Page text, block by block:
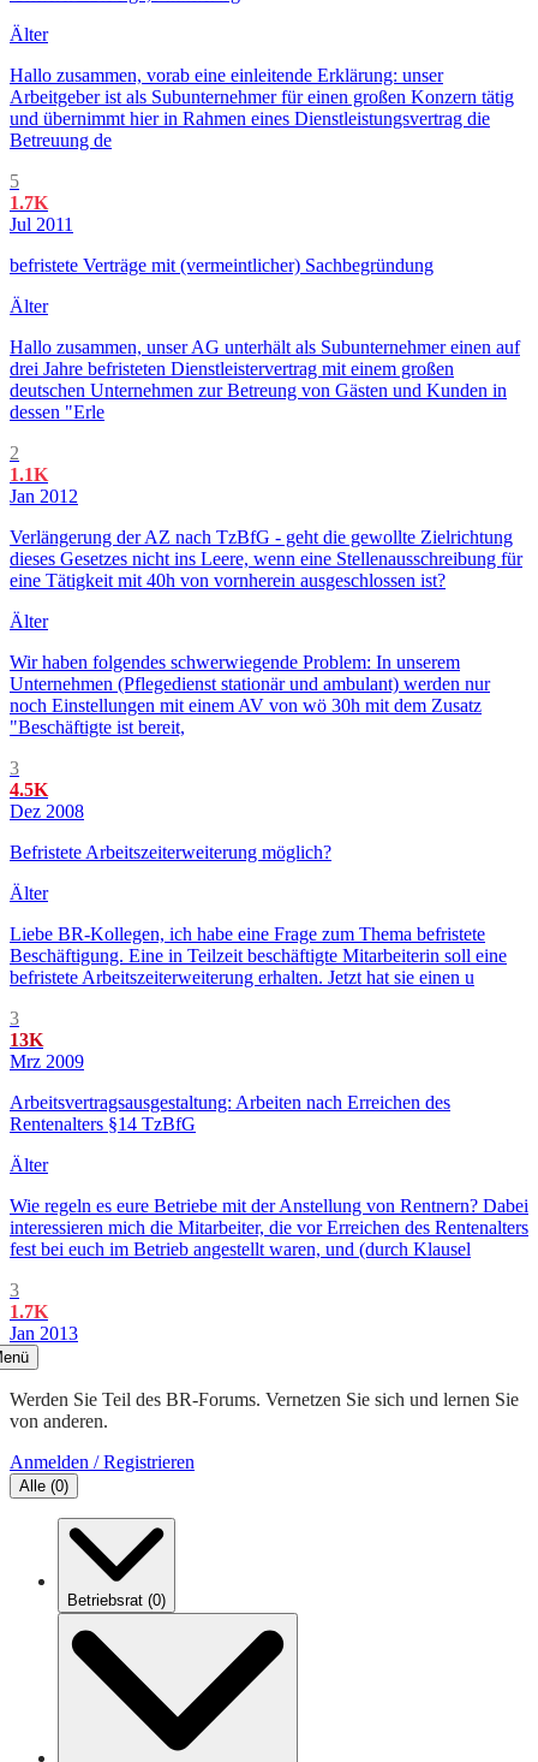
Älter
Hallo zusammen, vorab eine einleitende Erklärung: unser
Arbeitgeber ist als Subunternehmer für einen großen Konzern tätig
und übernimmt hier in Rahmen eines Dienstleistungsvertrag die
Betreuung de
5
1.7K
Jul 2011
befristete Verträge mit (vermeintlicher) Sachbegründung
Älter
Hallo zusammen, unser AG unterhält als Subunternehmer einen auf
drei Jahre befristeten Dienstleistervertrag mit einem großen
deutschen Unternehmen zur Betreung von Gästen und Kunden in
dessen "Erle
2
1.1K
Jan 2012
Verlängerung der AZ nach TzBfG - geht die gewollte Zielrichtung
dieses Gesetzes nicht ins Leere, wenn eine Stellenausschreibung für
eine Tätigkeit mit 40h von vornherein ausgeschlossen ist?
Älter
Wir haben folgendes schwerwiegende Problem: In unserem
Unternehmen (Pflegedienst stationär und ambulant) werden nur
noch Einstellungen mit einem AV von wö 30h mit dem Zusatz
"Beschäftigte ist bereit,
3
4.5K
Dez 2008
Befristete Arbeitszeiterweiterung möglich?
Älter
Liebe BR-Kollegen, ich habe eine Frage zum Thema befristete
Beschäftigung. Eine in Teilzeit beschäftigte Mitarbeiterin soll eine
befristete Arbeitszeiterweiterung erhalten. Jetzt hat sie einen u
3
13K
Mrz 2009
Arbeitsvertragsausgestaltung: Arbeiten nach Erreichen des
Rentenalters §14 TzBfG
Älter
Wie regeln es eure Betriebe mit der Anstellung von Rentnern? Dabei
interessieren mich die Mitarbeiter, die vor Erreichen des Rentenalters
fest bei euch im Betrieb angestellt waren, und (durch Klausel
3
1.7K
Jan 2013
Werden Sie Teil des BR-Forums. Vernetzen Sie sich und lernen Sie
von anderen.
Anmelden / Registrieren
Alle (0)
Betriebsrat (0)